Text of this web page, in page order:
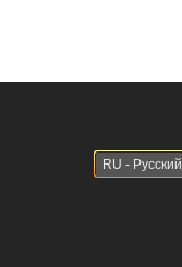
RU - Русский